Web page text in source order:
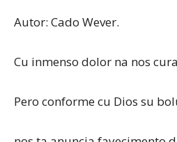
Autor: Cado Wever.
Cu inmenso dolor na nos
Pero conforme cu Dios su